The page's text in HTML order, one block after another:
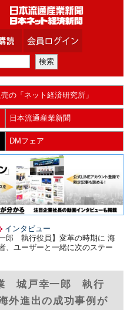
の「ネット経済研究所」
日本流通産業新聞
DMフェア
インタビュー
郎 執行役員】変革の時期に 海
、ユーザーと一緒に次のステー
城戸幸一郎 執行
外進出の成功事例が